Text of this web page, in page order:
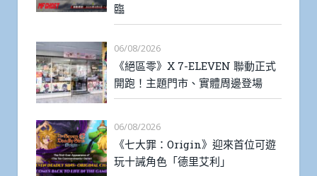
臨
06/08/2026
《絕區零》X 7-ELEVEN 聯動正式
開跑！主題門市、實體周邊登場
06/08/2026
《七大罪：Origin》迎來首位可遊
玩十誡角色「德里艾利」